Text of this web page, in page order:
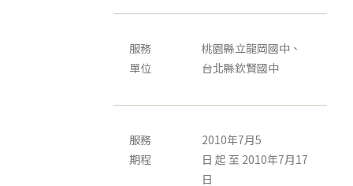
服務
單位
桃園縣立龍岡國中、
台北縣欽賢國中
服務
期程
2010年7月5
日 起 至 2010年7月17
日